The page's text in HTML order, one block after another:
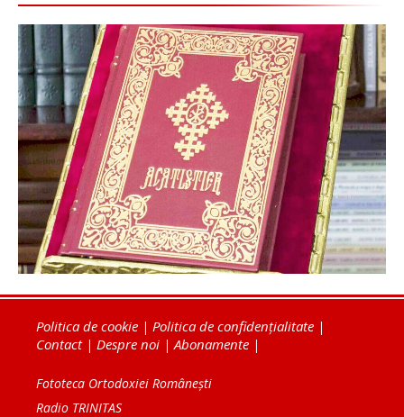
Politica de cookie | Politica de confidențialitate |
Contact| Despre noi | Abonamente |
Fototeca Ortodoxiei Românești
Radio TRINITAS